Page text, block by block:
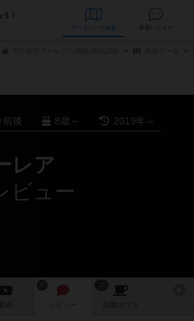
！
データベース
前後 8歳～ 2019年～
レア
ビュー
レビュー 店舗/ カフェ